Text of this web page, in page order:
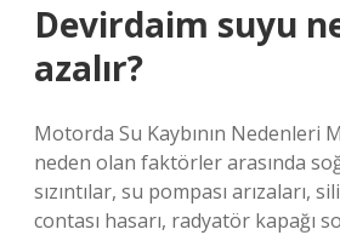
Devirdaim suyu
azalır?
Motorda Su Kaybının Nedenleri
neden olan faktörler arasında
sızıntılar, su pompası arızaları,
contası hasarı, radyatör kapağı